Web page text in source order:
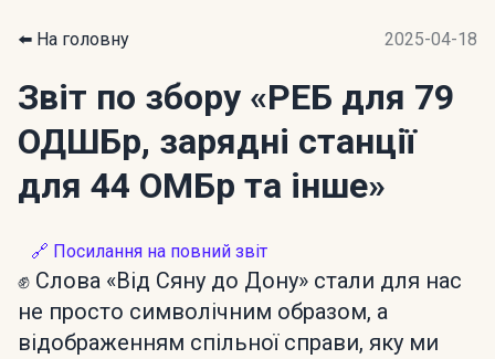
⬅️ На головну 2025-04-18
Звіт по збору «РЕБ для 79
ОДШБр, зарядні станції
для 44 ОМБр та інше»
🔗 Посилання на повний звіт
✊ Слова «Від Сяну до Дону» стали для нас
не просто символічним образом, а
відображенням спільної справи, яку ми